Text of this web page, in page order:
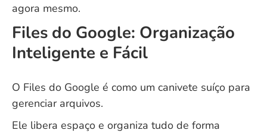
agora mesmo.
Files do Google: Organização
Inteligente e Fácil
O Files do Google é como um canivete suíço para
gerenciar arquivos.
Ele libera espaço e organiza tudo de forma